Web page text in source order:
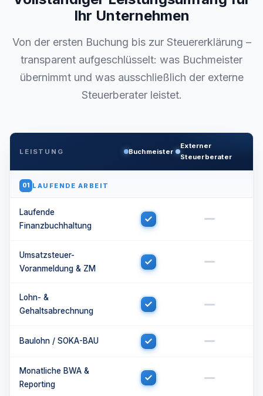
Ihr Unternehmen
Von der ersten Buchung bis zur Steuererklärung –
transparent aufgeschlüsselt: was Buchmeister
übernimmt und was ausschließlich der externe
Steuerberater leistet.
LEISTUNG Buchmeister
Externer
Steuerberater
01 LAUFENDE ARBEIT
Laufende
Finanzbuchhaltung
Umsatzsteuer-
Voranmeldung & ZM
Lohn- &
Gehaltsabrechnung
Baulohn / SOKA-BAU
Monatliche BWA &
Reporting